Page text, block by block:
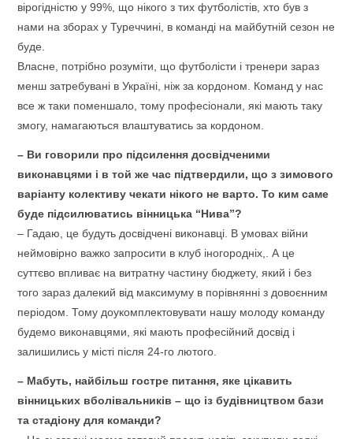
вірогідністю у 99%, що нікого з тих футболістів, хто був з
нами на зборах у Туреччині, в команді на майбутній сезон не
буде.
Власне, потрібно розуміти, що футболісти і тренери зараз
менш затребувані в Україні, ніж за кордоном. Команд у нас
все ж таки поменшало, тому професіонали, які мають таку
змогу, намагаються влаштуватись за кордоном.
– Ви говорили про підсилення досвідченими
виконавцями і в той же час підтвердили, що з зимового
варіанту колективу чекати нікого не варто. То ким саме
буде підсилюватись вінницька “Нива”?
– Гадаю, це будуть досвідчені виконавці. В умовах війни
неймовірно важко запросити в клуб іногородніх,. А це
суттєво впливає на витратну частину бюджету, який і без
того зараз далекий від максимуму в порівнянні з довоєнним
періодом. Тому доукомплектовувати нашу молоду команду
будемо виконавцями, які мають професійний досвід і
залишились у місті після 24-го лютого.
– Мабуть, найбільш гостре питання, яке цікавить
вінницьких вболівальників – що із будівництвом бази
та стадіону для команди?